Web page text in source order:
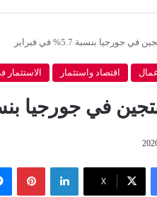
بنسبة 5.7% في فبراير
اقتصاد واستثمار الاستثمار
جورجيا بنسبة 5.7% في
‫X
لينكدإن